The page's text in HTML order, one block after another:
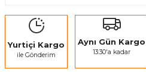
Yurtiçi Kargo
ile Gönderim
Aynı Gün Kargo
13:30'a kadar